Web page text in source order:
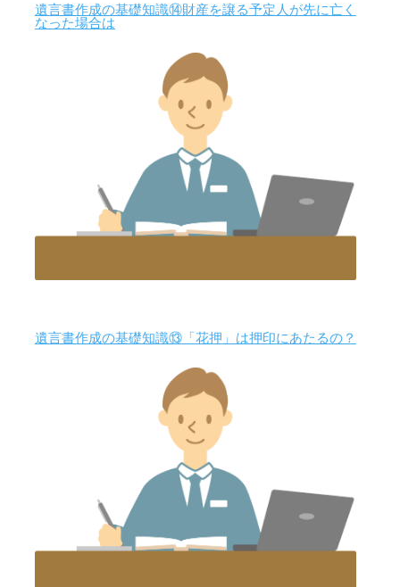
遺言書作成の基礎知識⑭財産を譲る予定人が先に亡く
なった場合は
遺言書作成の基礎知識⑬「花押」は押印にあたるの？